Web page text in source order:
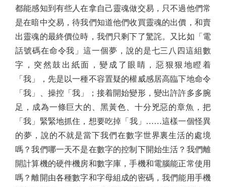
都能感知到有些人在拿自己靈魂做交易，只不過他們常
是在暗中交易，待我們知道他們收買靈魂的出價，和賣
出靈魂的最終價位時，我們只剩下了驚詫。又比如「電
話號碼在命令我」這一個夢，說的是七三八四這組數
字，突然鼓出紙面，變成了眼睛，惡狠狠地瞪着
「我」，先是以一種不容置疑的權威感居高臨下地命令
「我」、操控「我」；接着開始變形，變出許許多多腕
足，成為一條巨大的、黑黃色、十分兇惡的章魚，把
「我」緊緊地抓住，想要吃掉「我」……這樣一個怪異
的夢，說的不就是當下我們在數字世界裏生活的處境
嗎？我們哪一天不是在數字的控制下開始生活？我們離
開計算機的硬件機房和數字庫，手機和電腦能正常使用
嗎？離開由各種數字和字母組成的密碼，我們能用手機